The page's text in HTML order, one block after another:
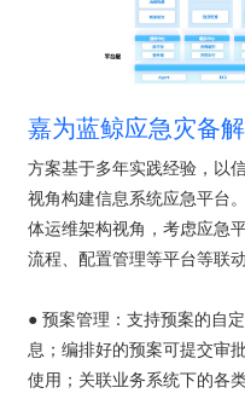
嘉为蓝鲸应急灾备
方案基于多年实践经验，以
视角构建信息系统应急平台
体运维架构视角，考虑应急
流程、配置管理等平台等联
● 预案管理：支持预案的自
息；编排好的预案可提交审
使用；关联业务系统下的各